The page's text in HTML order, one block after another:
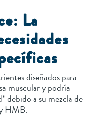
La
diseñados para
muscular y podría
debido a su mezcla de
HMB.